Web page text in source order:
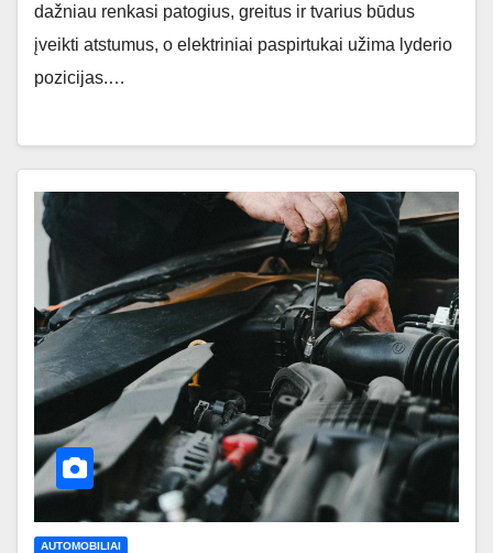
dažniau renkasi patogius, greitus ir tvarius būdus
įveikti atstumus, o elektriniai paspirtukai užima lyderio
pozicijas.…
AUTOMOBILIAI